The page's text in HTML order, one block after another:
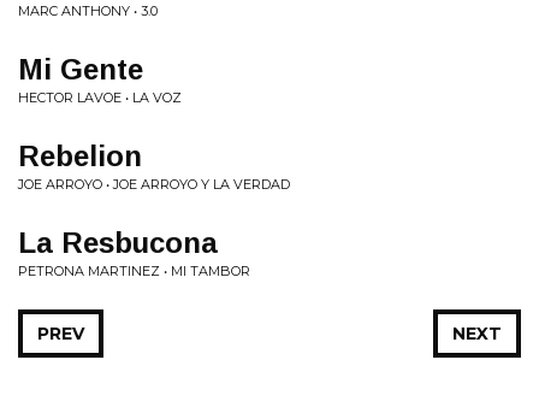
MARC ANTHONY • 3.0
Mi Gente
HECTOR LAVOE • LA VOZ
Rebelion
JOE ARROYO • JOE ARROYO Y LA VERDAD
La Resbucona
PETRONA MARTINEZ • MI TAMBOR
NEXT
PREV